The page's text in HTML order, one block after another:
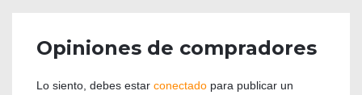
Opiniones de compradores
Lo siento, debes estar conectado para publicar un